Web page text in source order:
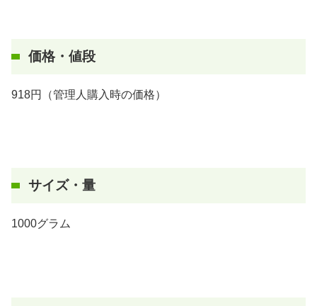
価格・値段
918円（管理人購入時の価格）
サイズ・量
1000グラム